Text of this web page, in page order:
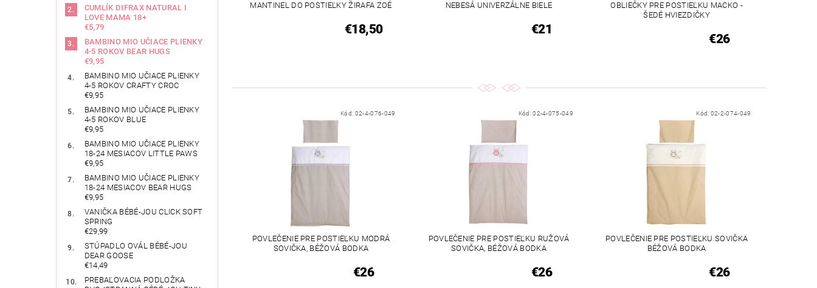
CUMLÍK DIFRAX NATURAL I
LOVE MAMA 18+
€5,79
BAMBINO MIO UČIACE PLIENKY
4-5 ROKOV BEAR HUGS
€9,95
BAMBINO MIO UČIACE PLIENKY
4-5 ROKOV CRAFTY CROC
€9,95
BAMBINO MIO UČIACE PLIENKY
4-5 ROKOV BLUE
€9,95
BAMBINO MIO UČIACE PLIENKY
18-24 MESIACOV LITTLE PAWS
€9,95
BAMBINO MIO UČIACE PLIENKY
18-24 MESIACOV BEAR HUGS
€9,95
VANIČKA BÉBÉ-JOU CLICK SOFT
SPRING
€29,99
STÚPADLO OVÁL BÉBÉ-JOU
DEAR GOOSE
€14,49
PREBAĽOVACIA PODLOŽKA
MANTINEL DO POSTIEĽKY ŽIRAFA ZOÉ
€18,50
NEBESÁ UNIVERZÁLNE BIELE
€21
OBLIEČKY PRE POSTIEĽKU MACKO -
ŠEDÉ HVIEZDIČKY
€26
Kód: 02-4-076-049
POVLEČENIE PRE POSTIEĽKU MODRÁ
SOVIČKA, BÉŽOVÁ BODKA
€26
Kód:02-4-075-049
POVLEČENIE PRE POSTIEĽKU RUŽOVÁ
SOVIČKA, BÉŽOVÁ BODKA
€26
Kód: 02-2-074-049
POVLEČENIE PRE POSTIEĽKU SOVIČKA
BÉŽOVÁ BODKA
€26